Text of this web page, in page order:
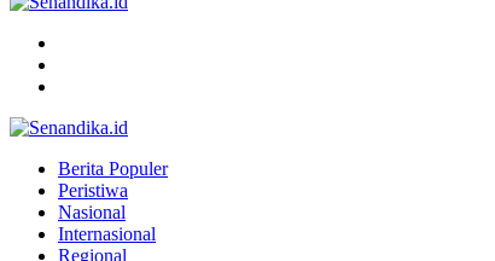
Berita Populer
Peristiwa
Nasional
Internasional
Regional